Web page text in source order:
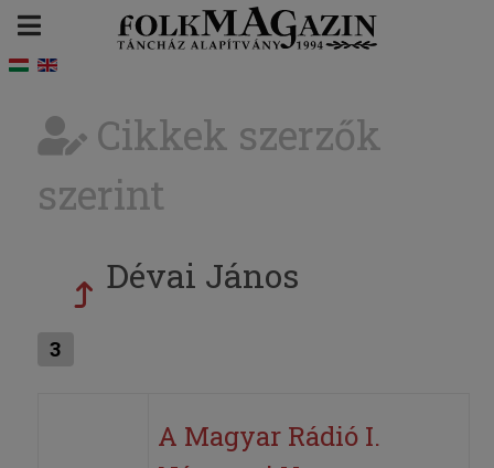
Cikkek szerzők
szerint
Dévai János
3
A Magyar Rádió I.